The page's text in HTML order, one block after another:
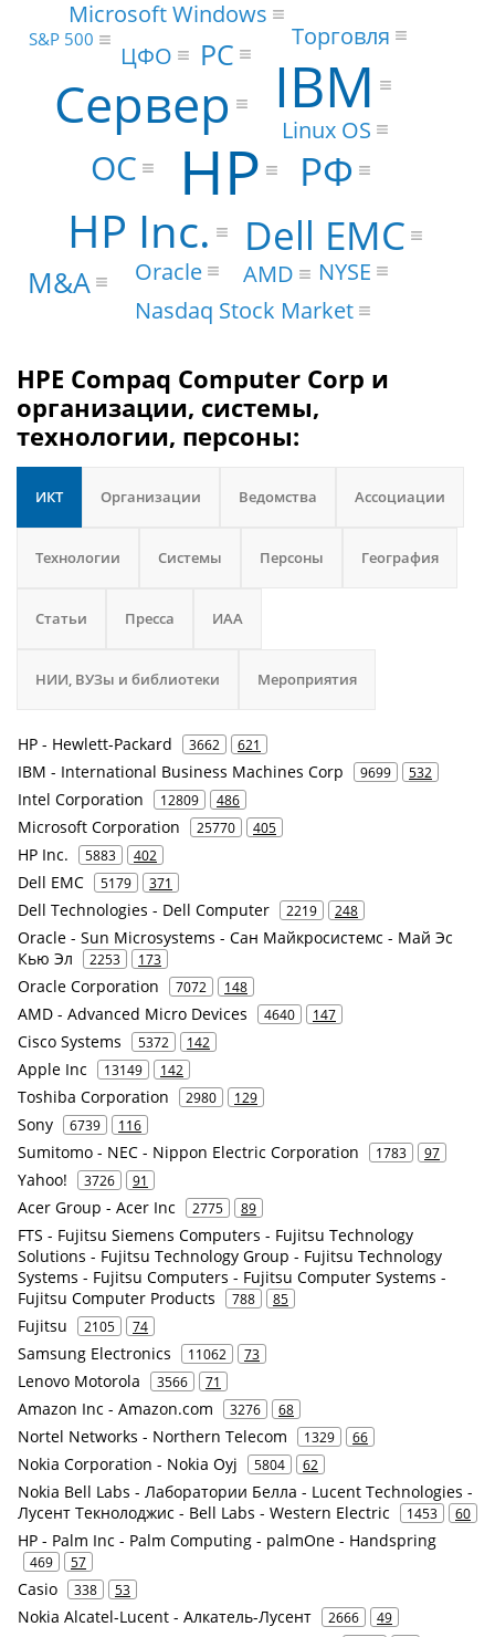
HP
IBM
Сервер
HP Inc. Dell EMC
РФ
ОС
PC
M&A Oracle
ЦФО
Торговля
AMD
Microsoft Windows
Nasdaq Stock Market
NYSE
Linux OS
S&P 500
HPE Compaq Computer Corp и
организации, системы,
технологии, персоны:
ИКТ Организации Ведомства Ассоциации
Технологии Системы Персоны География
Статьи Пресса ИАА
НИИ, ВУЗы и библиотеки Мероприятия
HP - Hewlett-Packard 3662 621
IBM - International Business Machines Corp 9699 532
Intel Corporation 12809 486
Microsoft Corporation 25770 405
HP Inc. 5883 402
Dell EMC 5179 371
Dell Technologies - Dell Computer 2219 248
Oracle - Sun Microsystems - Сан Майкросистемс - Май Эс
Кью Эл
2253 173
Oracle Corporation 7072 148
AMD - Advanced Micro Devices 4640 147
Cisco Systems 5372 142
Apple Inc 13149 142
Toshiba Corporation 2980 129
Sony 6739 116
Sumitomo - NEC - Nippon Electric Corporation 1783 97
Yahoo! 3726 91
Acer Group - Acer Inc 2775 89
FTS - Fujitsu Siemens Computers - Fujitsu Technology
Solutions - Fujitsu Technology Group - Fujitsu Technology
Systems - Fujitsu Computers - Fujitsu Computer Systems -
Fujitsu Computer Products
788 85
Fujitsu 2105 74
Samsung Electronics 11062 73
Lenovo Motorola 3566 71
Amazon Inc - Amazon.com 3276 68
Nortel Networks - Northern Telecom 1329 66
Nokia Corporation - Nokia Oyj 5804 62
Nokia Bell Labs - Лаборатории Белла - Lucent Technologies -
Лусент Текнолоджис - Bell Labs - Western Electric
1453 60
HP - Palm Inc - Palm Computing - palmOne - Handspring
469 57
Casio 338 53
Nokia Alcatel-Lucent - Алкатель-Лусент 2666 49